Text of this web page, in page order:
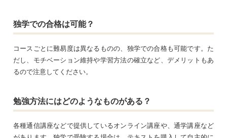
独学での合格は可能？
コースごとに難易度は異なるものの、独学での合格も可能です。た
だし、モチベーション維持や学習方法の確立など、デメリットもあ
るので注意してください。
勉強方法にはどのようなものがある？
各種通信講座などで提供しているオンライン講座や、通学講座など